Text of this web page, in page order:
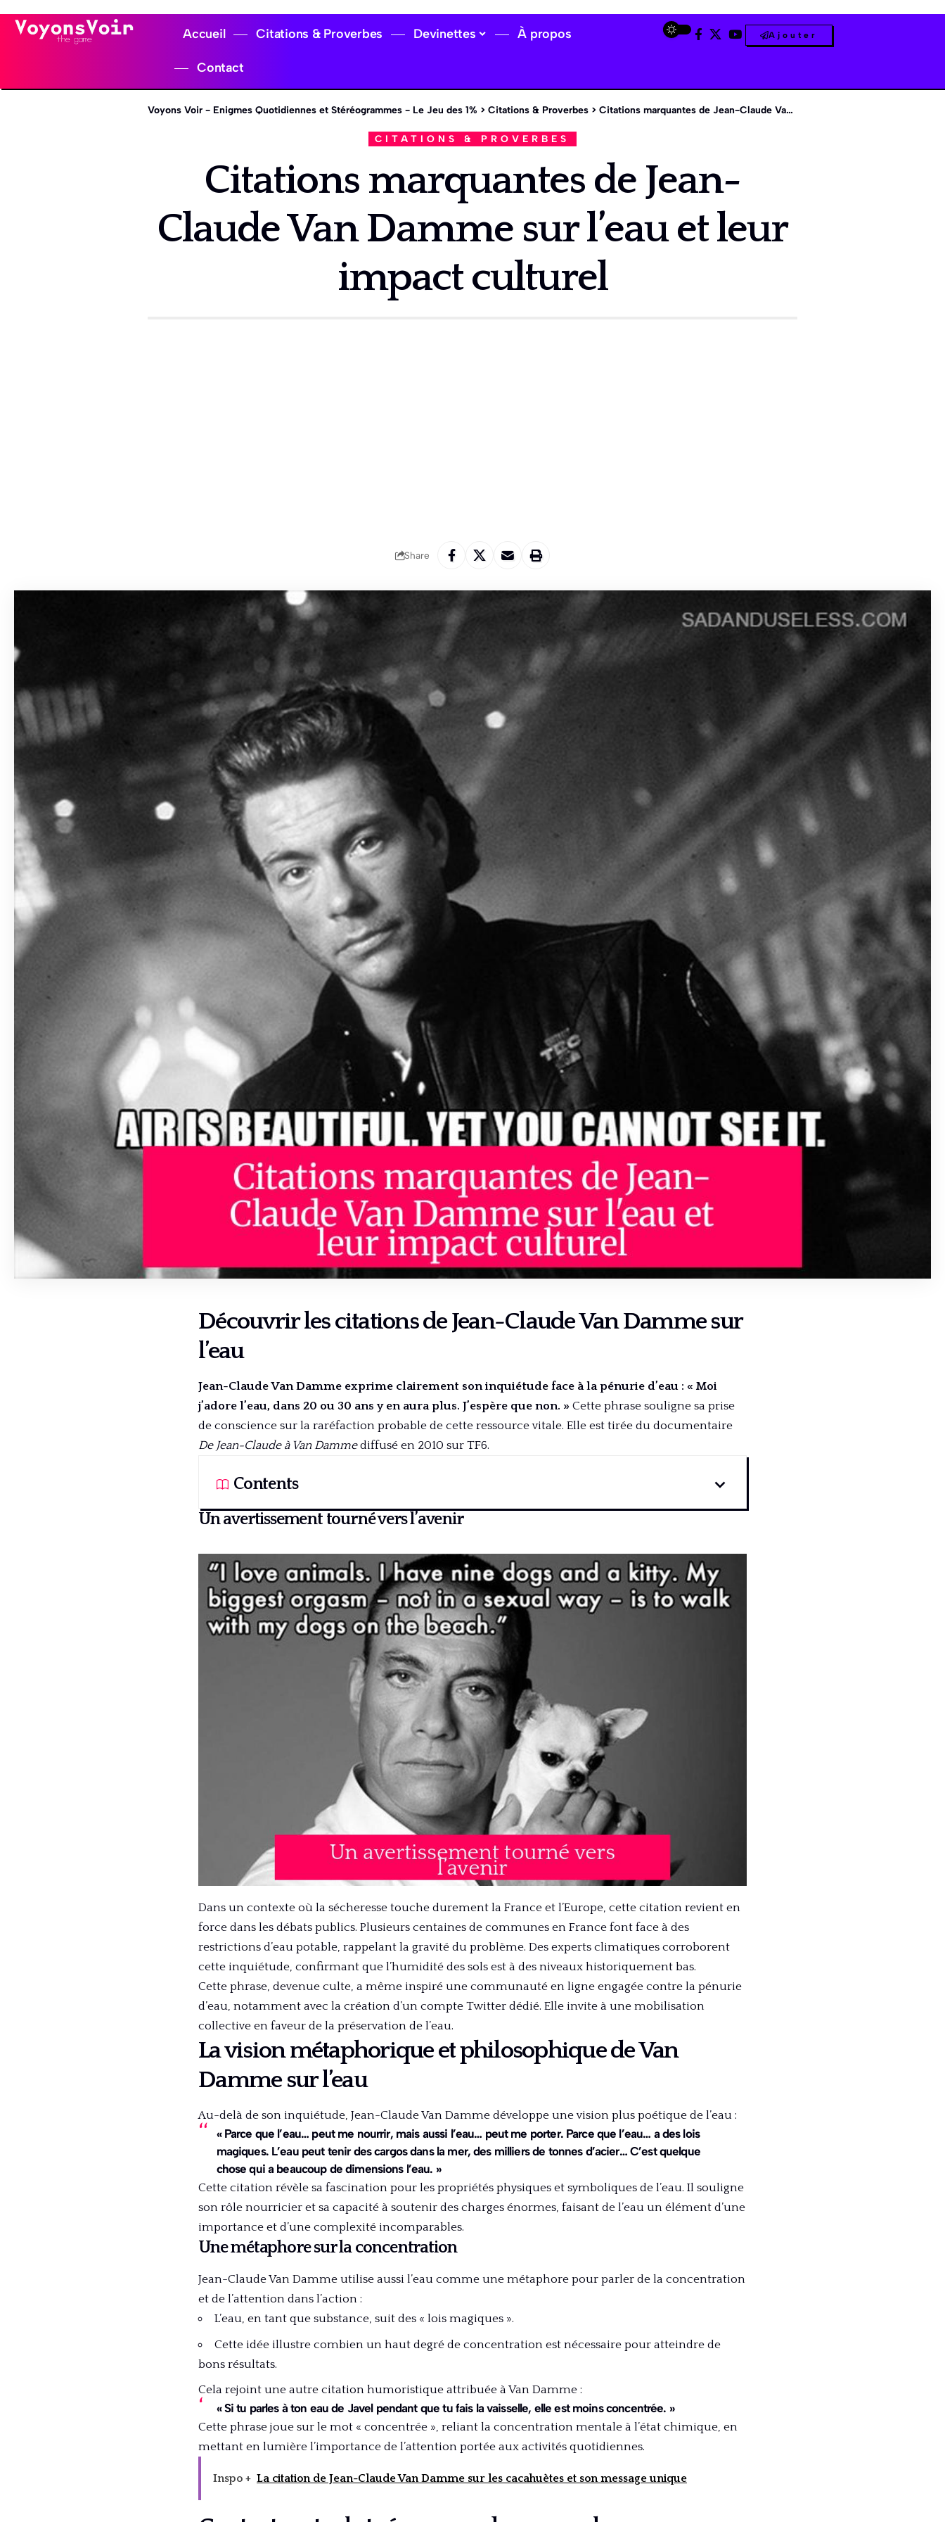
Accueil Citations & Proverbes Devinettes À propos
Contact
Ajouter
Voyons Voir - Enigmes Quotidiennes et Stéréogrammes - Le Jeu des 1% > Citations & Proverbes > Citations marquantes de Jean-Claude Van Damme sur l’eau et leur impact culturel
CITATIONS & PROVERBES
Citations marquantes de Jean-
Claude Van Damme sur l’eau et leur
impact culturel
Share
Découvrir les citations de Jean-Claude Van Damme sur
l’eau
Jean-Claude Van Damme exprime clairement son inquiétude face à la pénurie d’eau : « Moi
j’adore l’eau, dans 20 ou 30 ans y en aura plus. J’espère que non. » Cette phrase souligne sa prise
de conscience sur la raréfaction probable de cette ressource vitale. Elle est tirée du documentaire
De Jean-Claude à Van Dammediffusé en 2010 sur TF6.
Contents
Un avertissement tourné vers l’avenir
Dans un contexte où la sécheresse touche durement la France et l’Europe, cette citation revient en
force dans les débats publics. Plusieurs centaines de communes en France font face à des
restrictions d’eau potable, rappelant la gravité du problème. Des experts climatiques corroborent
cette inquiétude, confirmant que l’humidité des sols est à des niveaux historiquement bas.
Cette phrase, devenue culte, a même inspiré une communauté en ligne engagée contre la pénurie
d’eau, notamment avec la création d’un compte Twitter dédié. Elle invite à une mobilisation
collective en faveur de la préservation de l’eau.
La vision métaphorique et philosophique de Van
Damme sur l’eau
Au-delà de son inquiétude, Jean-Claude Van Damme développe une vision plus poétique de l’eau :
« Parce que l’eau… peut me nourrir, mais aussi l’eau… peut me porter. Parce que l’eau… a des lois
magiques. L’eau peut tenir des cargos dans la mer, des milliers de tonnes d’acier… C’est quelque
chose qui a beaucoup de dimensions l’eau. »
Cette citation révèle sa fascination pour les propriétés physiques et symboliques de l’eau. Il souligne
son rôle nourricier et sa capacité à soutenir des charges énormes, faisant de l’eau un élément d’une
importance et d’une complexité incomparables.
Une métaphore sur la concentration
Jean-Claude Van Damme utilise aussi l’eau comme une métaphore pour parler de la concentration
et de l’attention dans l’action :
L’eau, en tant que substance, suit des « lois magiques ».
Cette idée illustre combien un haut degré de concentration est nécessaire pour atteindre de
bons résultats.
Cela rejoint une autre citation humoristique attribuée à Van Damme :
« Si tu parles à ton eau de Javel pendant que tu fais la vaisselle, elle est moins concentrée. »
Cette phrase joue sur le mot « concentrée », reliant la concentration mentale à l’état chimique, en
mettant en lumière l’importance de l’attention portée aux activités quotidiennes.
Inspo + La citation de Jean-Claude Van Damme sur les cacahuètes et son message unique